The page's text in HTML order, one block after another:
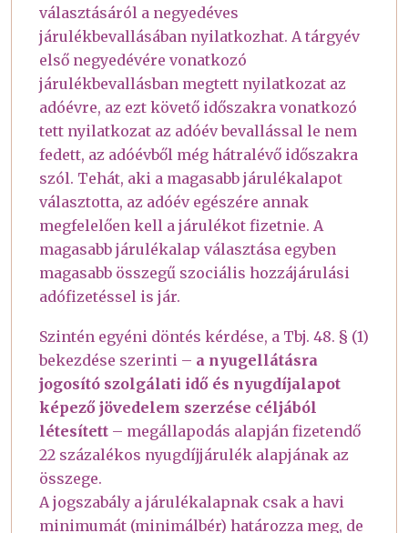
választásáról a negyedéves
járulékbevallásában nyilatkozhat. A tárgyév
első negyedévére vonatkozó
járulékbevallásban megtett nyilatkozat az
adóévre, az ezt követő időszakra vonatkozó
tett nyilatkozat az adóév bevallással le nem
fedett, az adóévből még hátralévő időszakra
szól. Tehát, aki a magasabb járulékalapot
választotta, az adóév egészére annak
megfelelően kell a járulékot fizetnie. A
magasabb járulékalap választása egyben
magasabb összegű szociális hozzájárulási
adófizetéssel is jár.
Szintén egyéni döntés kérdése, a Tbj. 48. § (1)
bekezdése szerinti – a nyugellátásra
jogosító szolgálati idő és nyugdíjalapot
képező jövedelem szerzése céljából
létesített – megállapodás alapján fizetendő
22 százalékos nyugdíjjárulék alapjának az
összege.
A jogszabály a járulékalapnak csak a havi
minimumát (minimálbér) határozza meg, de